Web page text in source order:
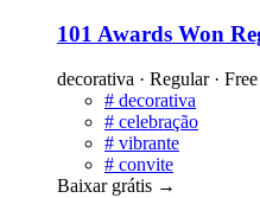
101 Awards Won
decorativa · Regular ·
# decorativa
# celebração
# vibrante
# convite
Baixar grátis →